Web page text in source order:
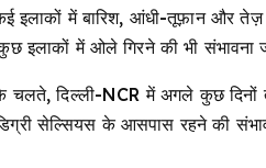
इलाकों में बारिश, आंधी-तूफ़ान और
इलाकों में ओले गिरने की भी संभावना
दिल्ली-NCR में अगले कुछ दिनों
सेल्सियस के आसपास रहने की